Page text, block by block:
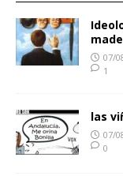
07/
1
las
07/
0